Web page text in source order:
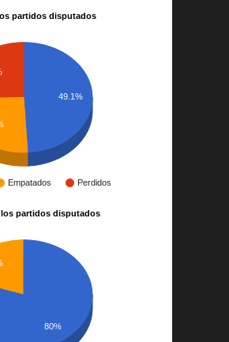
partidos disputados
Empatados Perdidos
49.1%
partidos disputados
80%